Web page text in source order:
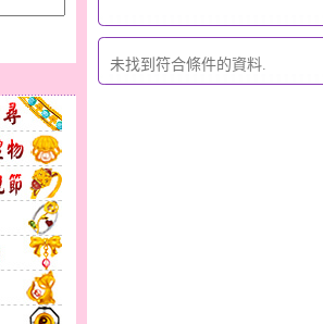
未找到符合條件的資料.